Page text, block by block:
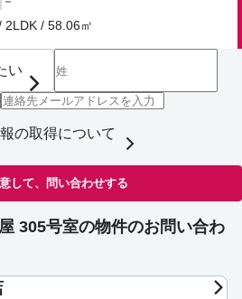
2LDK / 58.06㎡
の取得について
して、問い合わせする
305号室の物件のお問い合わ